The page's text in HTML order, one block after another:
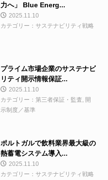
力へ」 Blue Energ...
2025.11.10
カテゴリー：サステナビリティ戦略
プライム市場企業のサステナビ
リティ開示情報保証...
2025.11.10
カテゴリー：第三者保証・監査, 開
示制度／基準
ポルトガルで飲料業界最大級の
熱蓄電システム導入...
2025.11.10
カテゴリー：サステナビリティ戦略